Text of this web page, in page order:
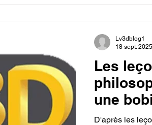
Les
une
pour
D'après les
Lv3dblog1
18 sept. 2025